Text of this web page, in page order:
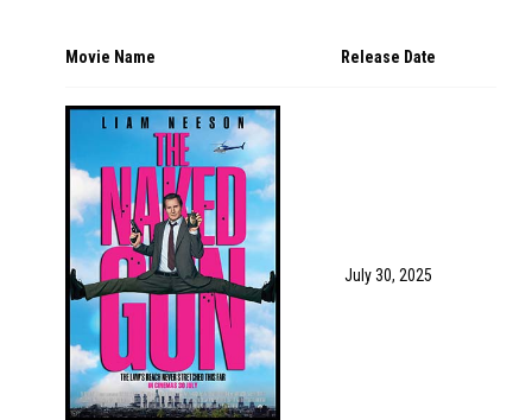
Movie Name Release Date
July 30, 2025